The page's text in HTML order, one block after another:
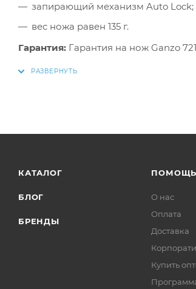
запирающий механизм Auto Lock;
вес ножа равен 135 г.
Гарантия: Гарантия на нож Ganzo
КАТАЛОГ
БЛОГ
БРЕНДЫ
ПОМОЩЬ
О нас
Оплата
Доставка
Купить